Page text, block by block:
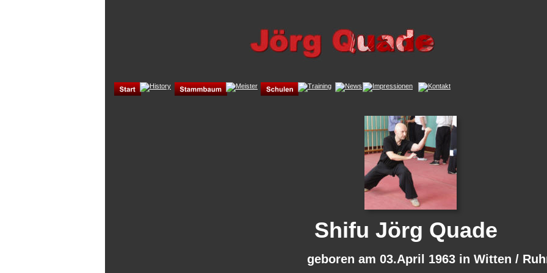
Shifu Jörg Quade
geboren am 03.April 1963 in Witten /